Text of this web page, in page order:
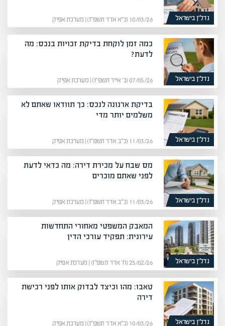
נדל”ן בישראל 10/03/26 (כ״א אדר תשפ״ו) | מערכת אפיק
נדל”ן בישראל
כמה זמן לוקחת בדיקת זכויות בנכס: מה
לדעת?
07/05/26 (כ׳ אייר תשפ״ו) | מערכת אפיק
נדל”ן בישראל
בדיקת ארנונה לנכס: כך תוודאו שאתם לא
משלמים יותר מדי
11/03/26 (כ״ב אדר תשפ״ו) | מערכת אפיק
נדל”ן בישראל
מס שבח על מכירת דירה: מה כדאי לדעת
לפני שאתם מוכרים
11/03/26 (כ״ב אדר תשפ״ו) | מערכת אפיק
נדל”ן בישראל
המאבק המשפטי מאחורי התחדשות
עירונית: תפקיד עורכי הדין
25/02/26 (ח׳ אדר תשפ״ו) | מערכת אפיק
נדל”ן בישראל
טאבו: מהו וכיצד לבדוק אותו לפני רכישת
דירה
10/03/26 (כ״א אדר תשפ״ו) | מערכת אפיק